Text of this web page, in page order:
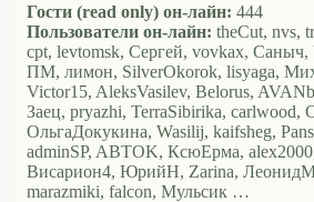
Гости (read only) он-лайн: 444
Пользователи он-лайн: theCut, nvs,
cpt, levtomsk, Сергей, vovkax, Саныч,
ПМ, лимон, SilverOkorok, lisyaga,
Victor15, AleksVasilev, Belorus,
Заец, pryazhi, TerraSibirika, carlwood,
ОльгаДокукина, Wasilij, kaifsheg,
adminSP, ABTOK, КсюЕрма,
Висариoн4, ЮрийН, Zarina,
marazmiki, falcon, Мульсик …